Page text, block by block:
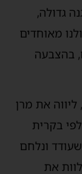
גדולה,
מאוחדים
בהצבעה
את מרן
בקרית
ונלחם
את